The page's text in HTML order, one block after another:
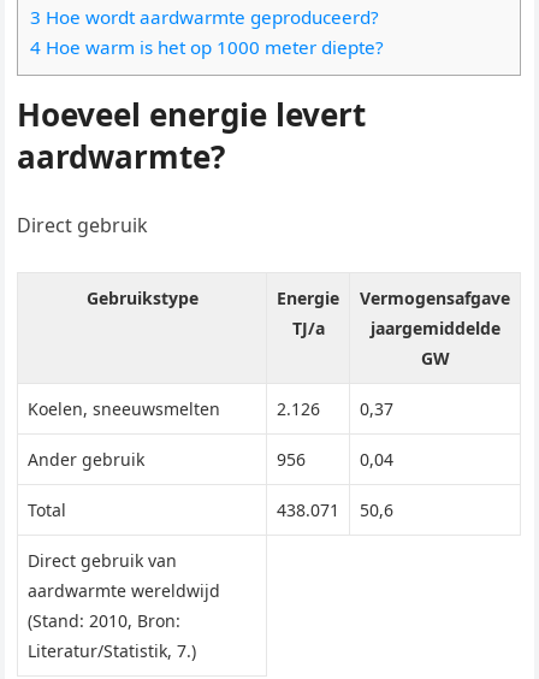
3 Hoe wordt aardwarmte geproduceerd?
4 Hoe warm is het op 1000 meter diepte?
Hoeveel energie levert
aardwarmte?
Direct gebruik
Gebruikstype
Energie
TJ/a
Vermogensafgave
jaargemiddelde
GW
Koelen, sneeuwsmelten 2.126 0,37
Ander gebruik 956 0,04
Total 438.071 50,6
Direct gebruik van
aardwarmte wereldwijd
(Stand: 2010, Bron:
Literatur/Statistik, 7.)